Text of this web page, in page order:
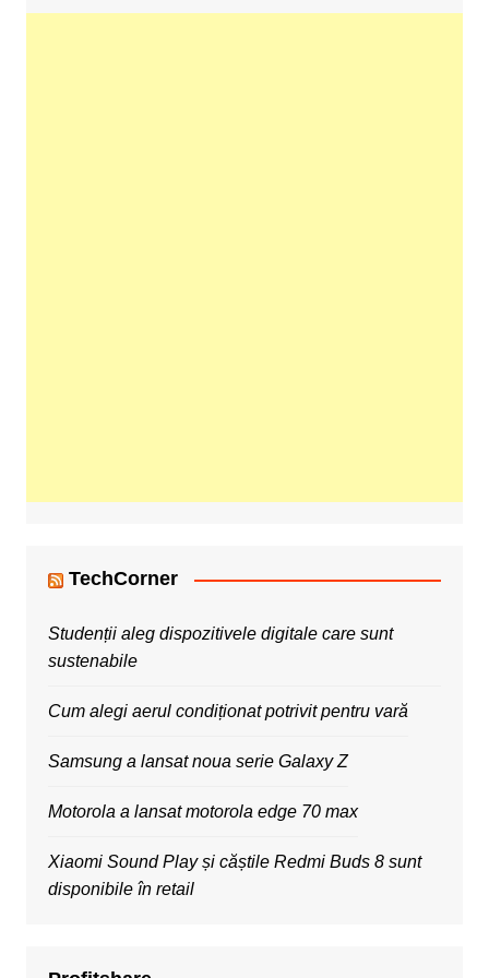
TechCorner
Studenții aleg dispozitivele digitale care sunt
sustenabile
Cum alegi aerul condiționat potrivit pentru vară
Samsung a lansat noua serie Galaxy Z
Motorola a lansat motorola edge 70 max
Xiaomi Sound Play și căștile Redmi Buds 8 sunt
disponibile în retail